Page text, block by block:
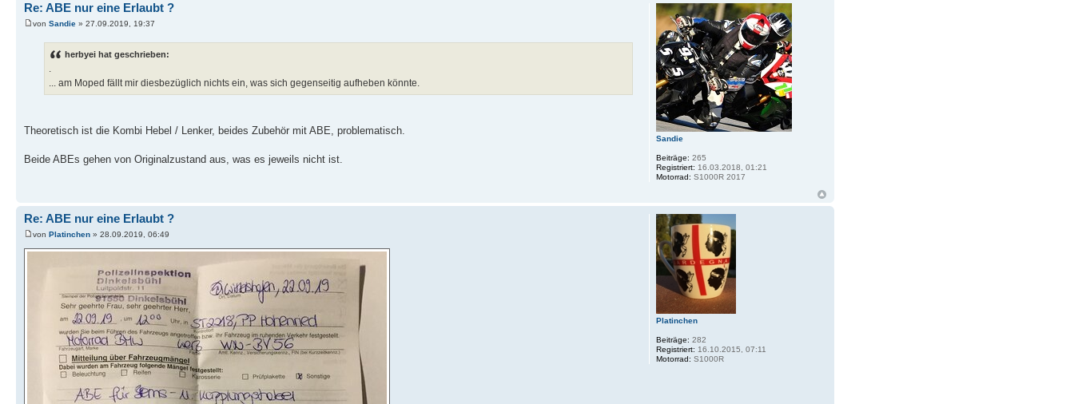
Re: ABE nur eine Erlaubt ?
von Sandie » 27.09.2019, 19:37
herbyei hat geschrieben:
.
... am Moped fällt mir diesbezüglich nichts ein, was sich gegenseitig aufheben könnte.
Theoretisch ist die Kombi Hebel / Lenker, beides Zubehör mit ABE, problematisch.
Beide ABEs gehen von Originalzustand aus, was es jeweils nicht ist.
Sandie
Beiträge: 265
Registriert: 16.03.2018, 01:21
Motorrad: S1000R 2017
Re: ABE nur eine Erlaubt ?
von Platinchen » 28.09.2019, 06:49
Platinchen
Beiträge: 282
Registriert: 16.10.2015, 07:11
Motorrad: S1000R